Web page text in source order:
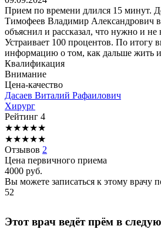
Прием по времени длился 15 минут.
Тимофеев Владимир Александрович
объяснил и рассказал, что нужно и не
Устраивает 100 процентов. По итогу
информацию о том, как дальше жить и
Квалификация
Внимание
Цена-качество
Дасаев Виталий Рафаилович
Хирург
Рейтинг 4
★★★★★
★★★★★
Отзывов 2
Цена первичного приема
4000 руб.
Вы можете записаться к этому врачу
52
Этот врач ведёт прём в